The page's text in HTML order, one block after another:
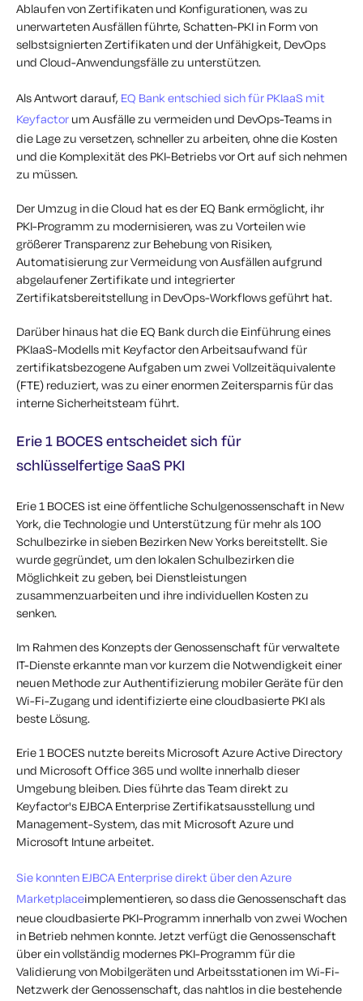
Ablaufen von Zertifikaten und Konfigurationen, was zu
unerwarteten Ausfällen führte, Schatten-PKI in Form von
selbstsignierten Zertifikaten und der Unfähigkeit, DevOps
und Cloud-Anwendungsfälle zu unterstützen.
Als Antwort darauf, EQ Bank entschied sich für PKIaaS mit
Keyfactor um Ausfälle zu vermeiden und DevOps-Teams in
die Lage zu versetzen, schneller zu arbeiten, ohne die Kosten
und die Komplexität des PKI-Betriebs vor Ort auf sich nehmen
zu müssen.
Der Umzug in die Cloud hat es der EQ Bank ermöglicht, ihr
PKI-Programm zu modernisieren, was zu Vorteilen wie
größerer Transparenz zur Behebung von Risiken,
Automatisierung zur Vermeidung von Ausfällen aufgrund
abgelaufener Zertifikate und integrierter
Zertifikatsbereitstellung in DevOps-Workflows geführt hat.
Darüber hinaus hat die EQ Bank durch die Einführung eines
PKIaaS-Modells mit Keyfactor den Arbeitsaufwand für
zertifikatsbezogene Aufgaben um zwei Vollzeitäquivalente
(FTE) reduziert, was zu einer enormen Zeitersparnis für das
interne Sicherheitsteam führt.
Erie 1 BOCES entscheidet sich für
schlüsselfertige SaaS PKI
Erie 1 BOCES ist eine öffentliche Schulgenossenschaft in New
York, dieTechnologie und Unterstützung für mehr als 100
Schulbezirke in sieben Bezirken New Yorks bereitstellt. Sie
wurde gegründet, um den lokalen Schulbezirken die
Möglichkeit zu geben, bei Dienstleistungen
zusammenzuarbeiten und ihre individuellen Kosten zu
senken.
Im Rahmen des Konzepts der Genossenschaft für verwaltete
IT-Dienste erkannte man vor kurzem die Notwendigkeit einer
neuen Methode zur Authentifizierung mobiler Geräte für den
Wi-Fi-Zugang und identifizierte eine cloudbasierte PKI als
beste Lösung.
Erie 1 BOCES nutzte bereits Microsoft Azure Active Directory
und Microsoft Office 365 und wollte innerhalb dieser
Umgebung bleiben. Dies führte das Team direkt zu
Keyfactor's EJBCA Enterprise Zertifikatsausstellung und
Management-System, das mit Microsoft Azure und
Microsoft Intune arbeitet.
Sie konnten EJBCA Enterprise direkt über den Azure
Marketplaceimplementieren, so dass die Genossenschaft das
neue cloudbasierte PKI-Programm innerhalb von zwei Wochen
in Betrieb nehmen konnte. Jetzt verfügt die Genossenschaft
über ein vollständig modernes PKI-Programm für die
Validierung von Mobilgeräten und Arbeitsstationen im Wi-Fi-
Netzwerk der Genossenschaft, das nahtlos in die bestehende